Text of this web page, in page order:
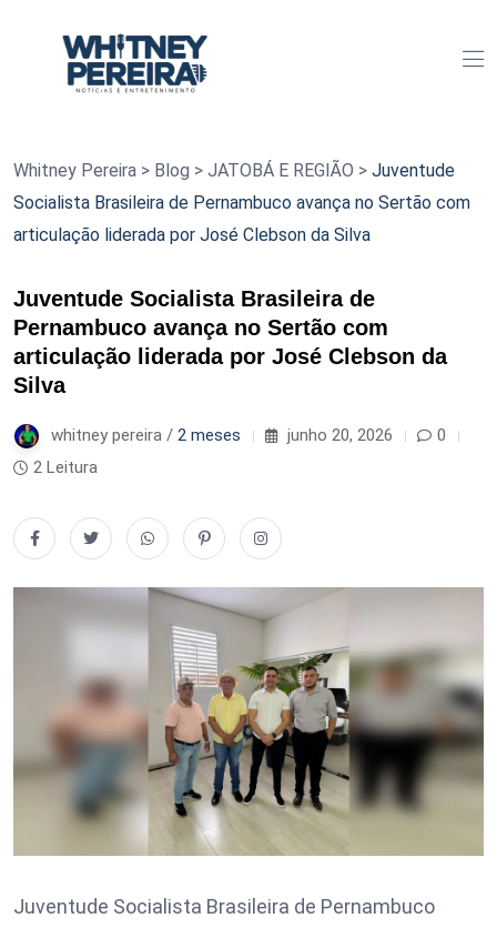
Whitney Pereira > Blog > JATOBÁ E REGIÃO > Juventude
Socialista Brasileira de Pernambuco avança no Sertão com
articulação liderada por José Clebson da Silva
Juventude Socialista Brasileira de
Pernambuco avança no Sertão com
articulação liderada por José Clebson da
Silva
whitney pereira / 2 meses junho 20, 2026
0
2 Leitura
Juventude Socialista Brasileira de Pernambuco